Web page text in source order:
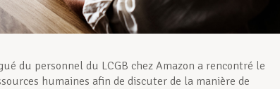
du personnel du LCGB chez Amazon a rencontré le
humaines afin de discuter de la manière de